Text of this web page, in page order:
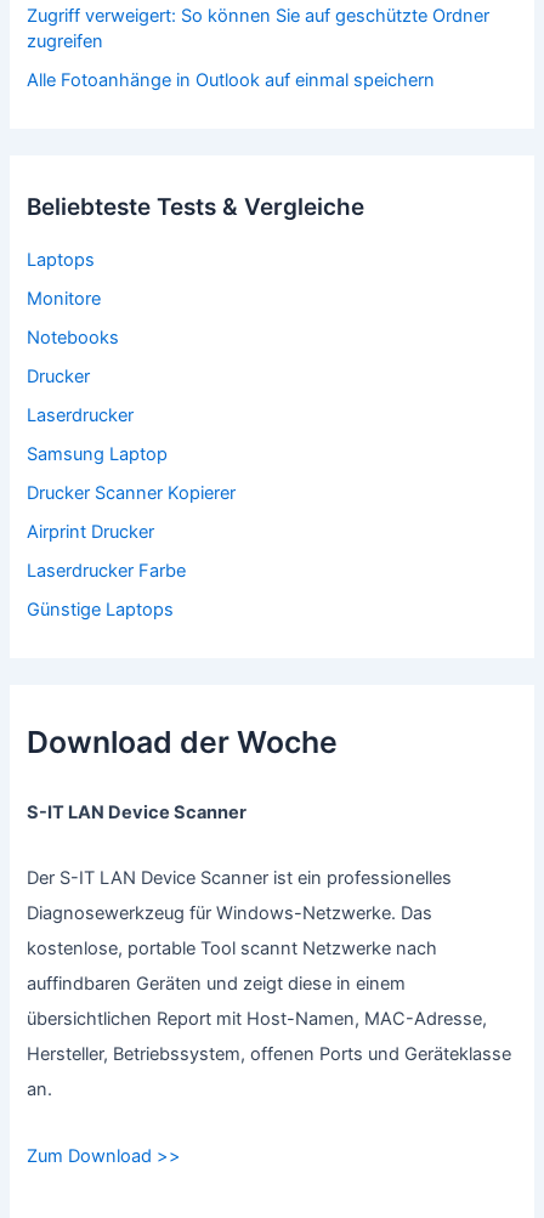
Zugriff verweigert: So können Sie auf geschützte Ordner
zugreifen
Alle Fotoanhänge in Outlook auf einmal speichern
Beliebteste Tests & Vergleiche
Laptops
Monitore
Notebooks
Drucker
Laserdrucker
Samsung Laptop
Drucker Scanner Kopierer
Airprint Drucker
Laserdrucker Farbe
Günstige Laptops
Download der Woche
S-IT LAN Device Scanner
Der S-IT LAN Device Scanner ist ein professionelles
Diagnosewerkzeug für Windows-Netzwerke. Das
kostenlose, portable Tool scannt Netzwerke nach
auffindbaren Geräten und zeigt diese in einem
übersichtlichen Report mit Host-Namen, MAC-Adresse,
Hersteller, Betriebssystem, offenen Ports und Geräteklasse
an.
Zum Download >>